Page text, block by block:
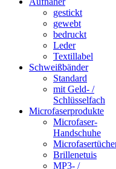
gestickt
gewebt
bedruckt
Leder
Textillabel
Schweißbänder
Standard
mit Geld- /
Schlüsselfach
Microfaserprodukte
Microfaser-
Handschuhe
Brillenetuis
MP3- /